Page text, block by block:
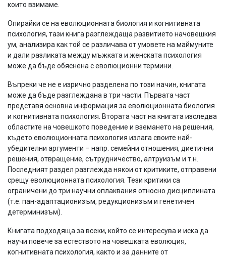
които взимаме.
Опирайки се на еволюционната биология и когнитивната
психология, тази книга разглеждаща развитието начовешкия
ум, анализира как той се различава от умовете на маймуните
и дали разликата между мъжката и женската психология
може да бъде обяснена с еволюционни термини.
Въпреки че не е изрично разделена по този начин, книгата
може да бъде разглеждана в три части. Първата част
представя основна информация за еволюционната биология
и когнитивната психология. Втората част на книгата изследва
областите на човешкото поведение и вземането на решения,
където еволюционната психология излага своите най-
убедителни аргументи – напр. семейни отношения, диетични
решения, отвращение, сътрудничество, алтруизъм и т.н.
Последният раздел разглежда някои от критиките, отправени
срещу еволюционната психология. Тези критики са
ограничени до три научни оплаквания относно дисциплината
(т.е. пан-адаптационизъм, редукционизъм и генетичен
детерминизъм).
Книгата подходяща за всеки, който се интересува и иска да
научи повече за естеството на човешката еволюция,
когнитивната психология, както и за данните от